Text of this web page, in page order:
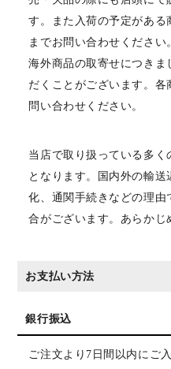
す。また入荷の予定があ
までお問い合わせください
海外商品の取寄せにつきま
だくことがございます。
問い合わせください。
当店で取り扱っている多
となります。国内外の輸
化、通関手続きなどの理
合がございます。あらかじ
お支払い方法
銀行振込
ご注文より7日間以内にご